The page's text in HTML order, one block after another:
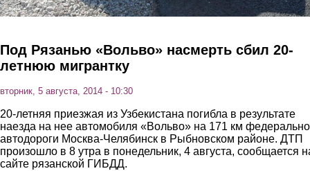
Под Рязанью «Вольво» насмерть сбил 20-
летнюю мигрантку
вторник, 5 августа, 2014 - 10:30
20-летняя приезжая из Узбекистана погибла в результате
наезда на нее автомобиля «Вольво» на 171 км
автодороги Москва-Челябинск в Рыбновском районе. ДТП
произошло в 8 утра в понедельник, 4 августа, сообщается
сайте рязанской ГИБДД.